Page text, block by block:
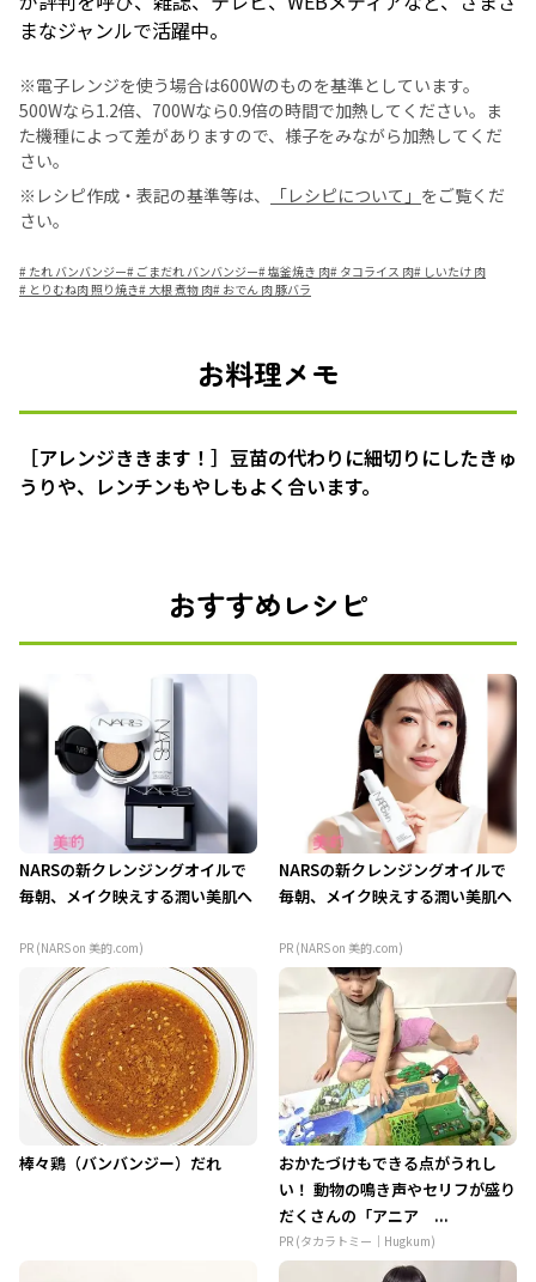
まなジャンルで活躍中。
※電子レンジを使う場合は600Wのものを基準としています。
500Wなら1.2倍、700Wなら0.9倍の時間で加熱してください。ま
た機種によって差がありますので、様子をみながら加熱してくだ
さい。
※レシピ作成・表記の基準等は、
「レシピについて」 をご覧くだ
さい。
# たれ バンバンジー# ごまだれ バンバンジー#塩釜焼き 肉# タコライス 肉# しいたけ 肉
# とりむね肉 照り焼き# 大根 煮物 肉# おでん 肉 豚バラ
お料理メモ
［アレンジききます！］豆苗の代わりに細切りにしたきゅ
うりや、レンチンもやしもよく合います。
おすすめレシピ
NARSの新クレンジングオイルで
毎朝、メイク映えする潤い美肌へ
PR (NARS on 美的.com)
NARSの新クレンジングオイルで
毎朝、メイク映えする潤い美肌へ
PR (NARS on 美的.com)
棒々鶏（バンバンジー）だれ
おかたづけもできる点がうれし
い！ 動物の鳴き声やセリフが盛り
だくさんの「アニア ...
PR (タカラトミー｜Hugkum)